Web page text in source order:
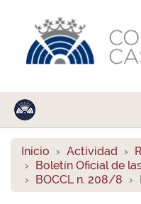
Inicio Actividad
Boletín Oficial de
BOCCL n. 208/8